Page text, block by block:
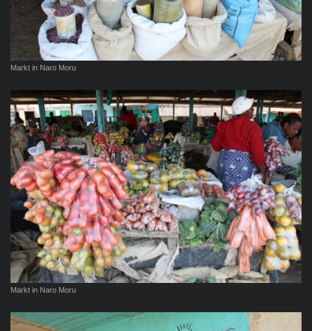
Markt in Naro Moru
Markt in Naro Moru